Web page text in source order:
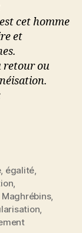
cet homme
et
retour ou
»
, égalité,
,
Maghrébins,
,